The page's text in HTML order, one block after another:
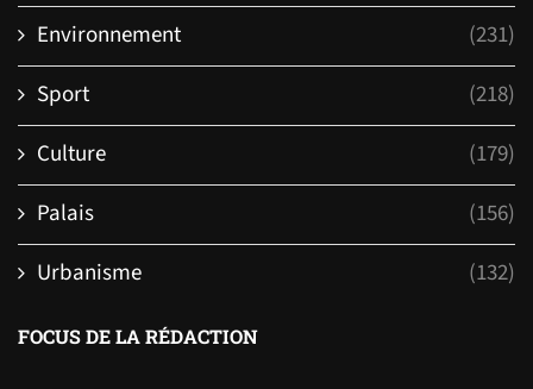
Environnement
(231)
Sport
(218)
Culture
(179)
Palais
(156)
Urbanisme
(132)
FOCUS DE LA RÉDACTION